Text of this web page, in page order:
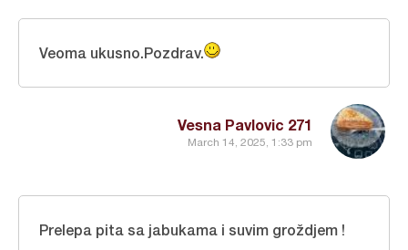
Vesna Pavlovic 271
March 14, 2025, 1:33 pm
Veoma ukusno.Pozdrav.
Prelepa pita sa jabukama i suvim groždjem !